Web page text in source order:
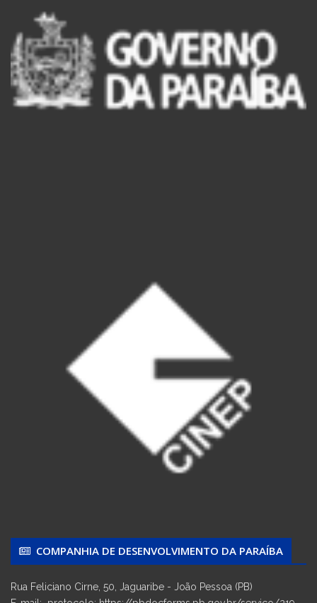
COMPANHIA DE DESENVOLVIMENTO DA PARAÍBA
Rua Feliciano Cirne, 50, Jaguaribe - João Pessoa (PB)